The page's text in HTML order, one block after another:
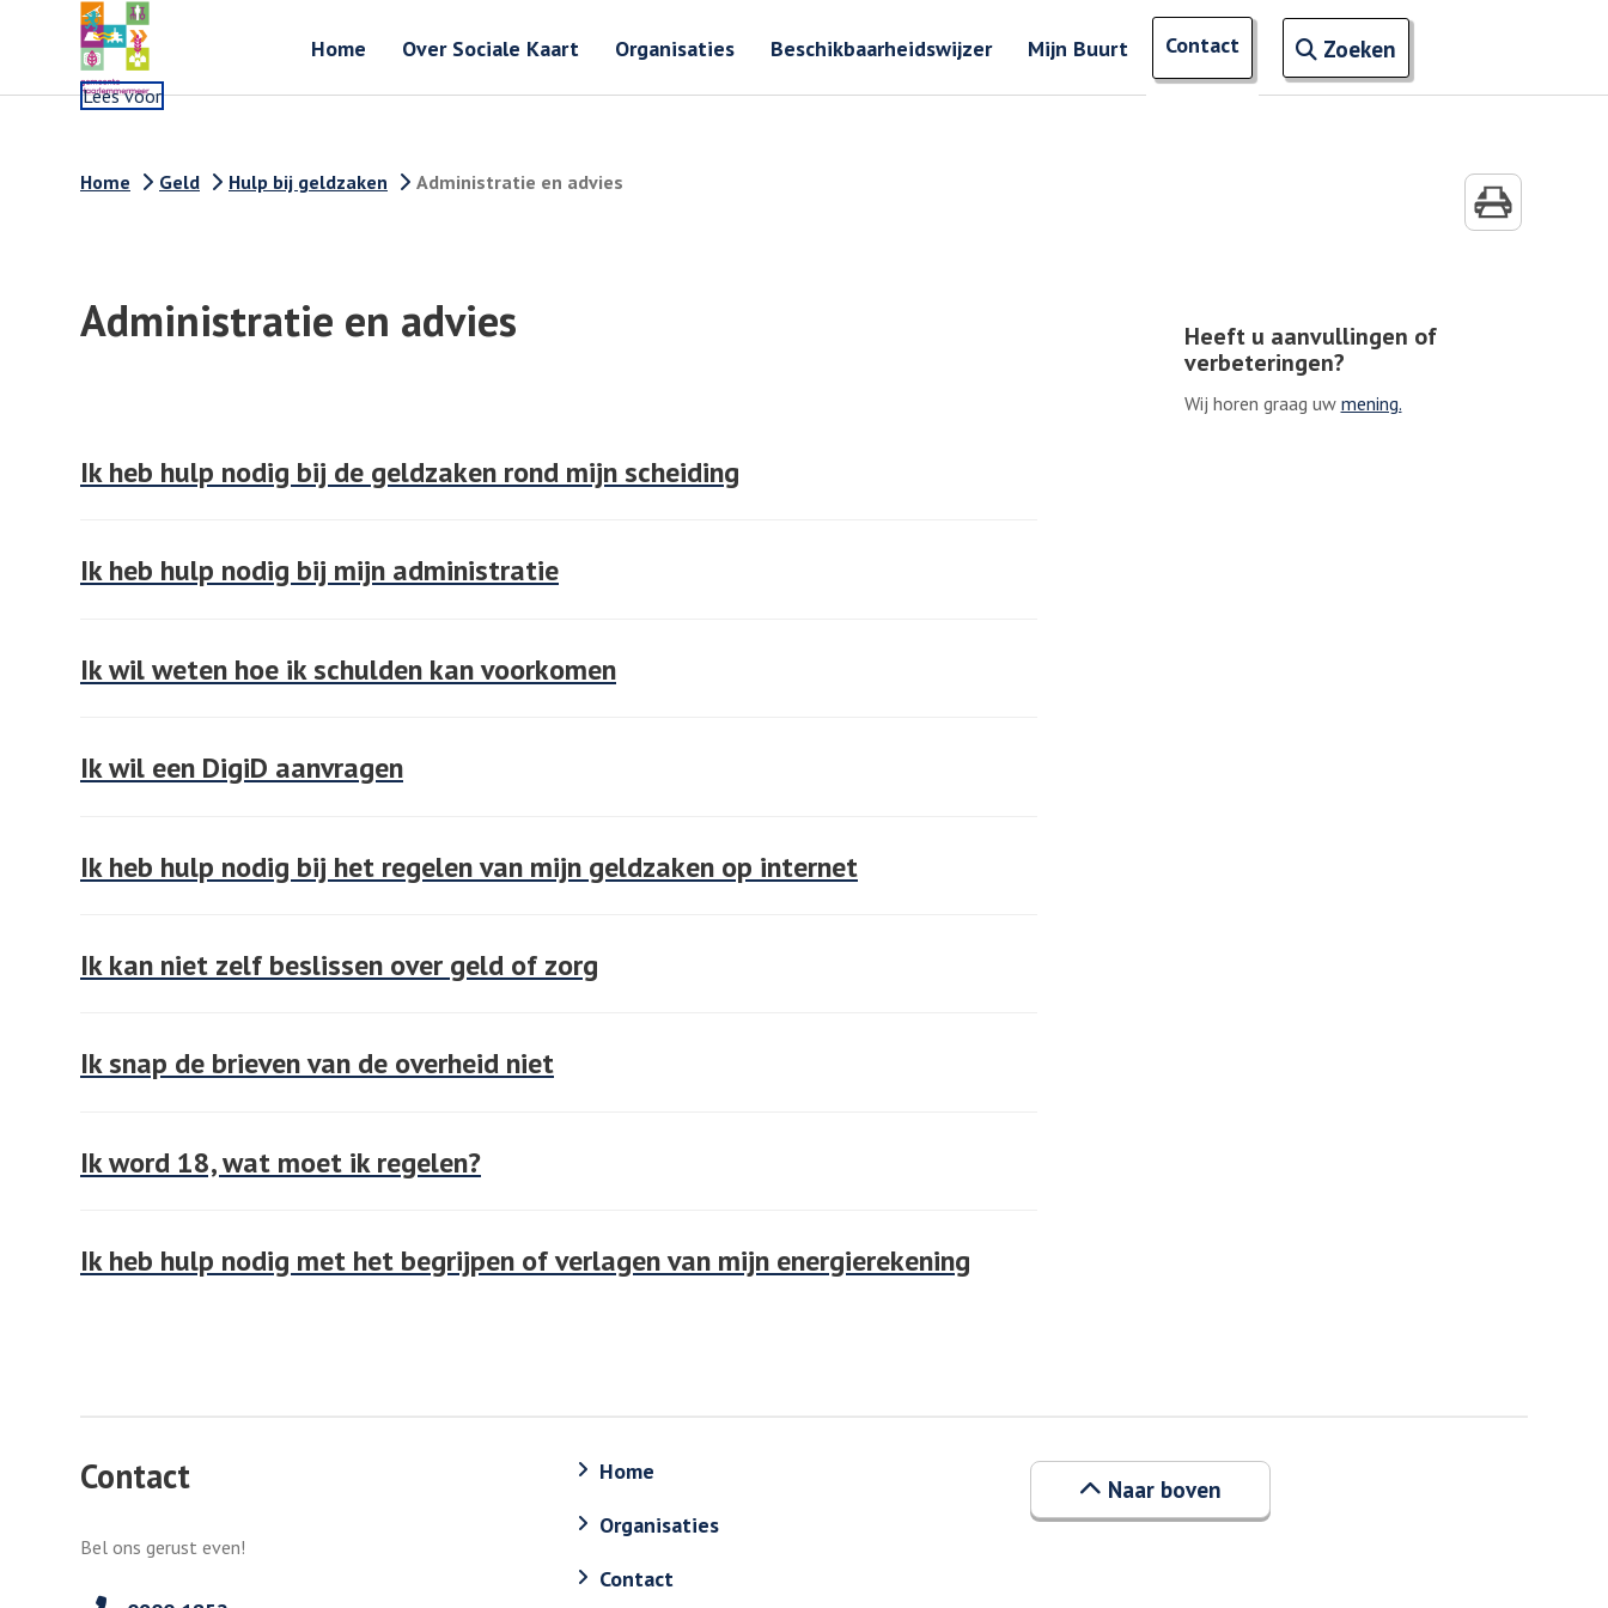
Home Over Sociale Kaart Organisaties Beschikbaarheidswijzer Mijn Buurt Contact ZoekenOpen zoekveld
Lees voor
Zoeken naar ingevoerde termen
Home Geld Hulp bij geldzaken Administratie en advies
Administratie en advies
Ik heb hulp nodig bij de geldzaken rond mijn scheiding
Ik heb hulp nodig bij mijn administratie
Ik wil weten hoe ik schulden kan voorkomen
Ik wil een DigiD aanvragen
Ik heb hulp nodig bij het regelen van mijn geldzaken op internet
Ik kan niet zelf beslissen over geld of zorg
Ik snap de brieven van de overheid niet
Ik word 18, wat moet ik regelen?
Ik heb hulp nodig met het begrijpen of verlagen van mijn energierekening
Heeft u aanvullingen of
verbeteringen?
Wij horen graag uw mening.
Contact
Bel ons gerust even!
Home
Organisaties
Contact
Naar boven